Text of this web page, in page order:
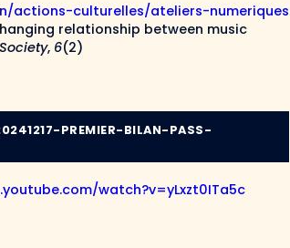
actions-culturelles/ateliers-numeriques
relationship between music
, 6(2)
PREMIER-BILAN-PASS-
watch?v=yLxzt0ITa5c